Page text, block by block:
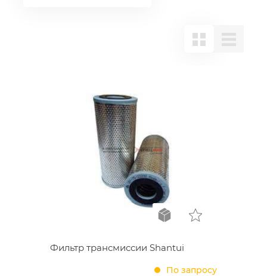
Фильтр трансмиссии Shantui
По запросу